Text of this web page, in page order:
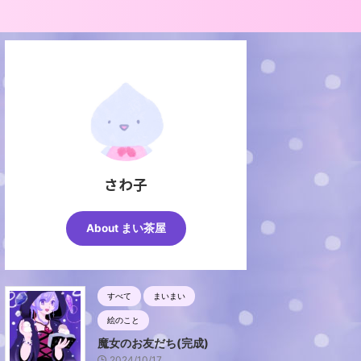
さわ子
About まい茶屋
すべて まいまい
絵のこと
魔女のお友だち(完成)